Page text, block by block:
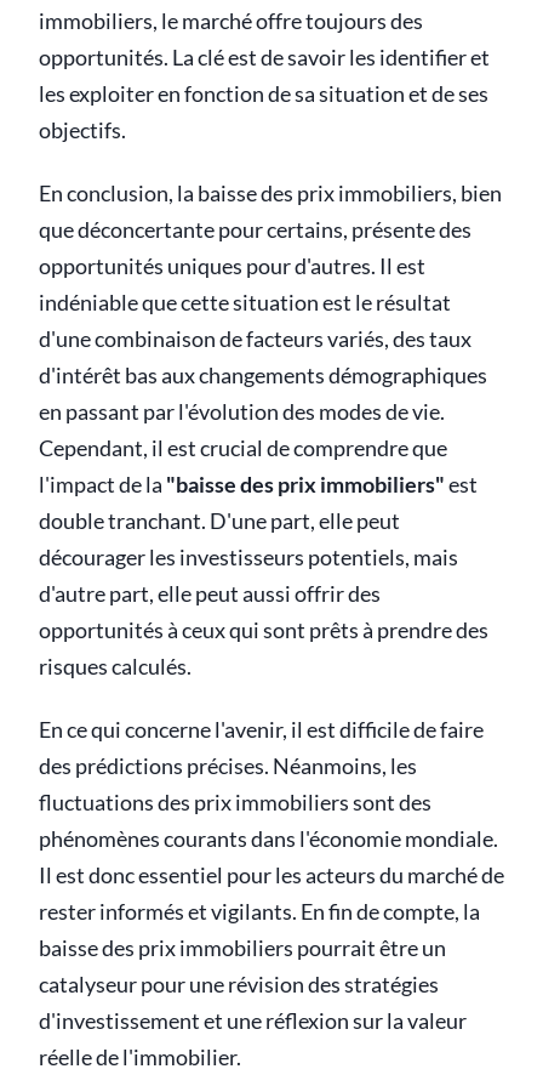
immobiliers, le marché offre toujours des
opportunités. La clé est de savoir les identifier et
les exploiter en fonction de sa situation et de ses
objectifs.
En conclusion, la baisse des prix immobiliers, bien
que déconcertante pour certains, présente des
opportunités uniques pour d'autres. Il est
indéniable que cette situation est le résultat
d'une combinaison de facteurs variés, des taux
d'intérêt bas aux changements démographiques
en passant par l'évolution des modes de vie.
Cependant, il est crucial de comprendre que
l'impact de la "baisse des prix immobiliers"est
double tranchant. D'une part, elle peut
décourager les investisseurs potentiels, mais
d'autre part, elle peut aussi offrir des
opportunités à ceux qui sont prêts à prendre des
risques calculés.
En ce qui concerne l'avenir, il est difficile de faire
des prédictions précises. Néanmoins, les
fluctuations des prix immobiliers sont des
phénomènes courants dans l'économie mondiale.
Il est donc essentiel pour les acteurs du marché de
rester informés et vigilants. En fin de compte, la
baisse des prix immobiliers pourrait être un
catalyseur pour une révision des stratégies
d'investissement et une réflexion sur la valeur
réelle de l'immobilier.